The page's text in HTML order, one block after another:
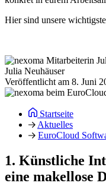
Hier sind unsere
Julia Neuhäuser
Veröffentlicht am 8. Juni
Startseite
Aktuelles
EuroCloud
1. Künstliche
eine makellose